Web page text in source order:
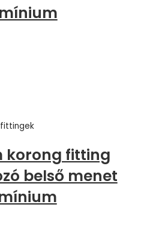
korong fitting
belső menet